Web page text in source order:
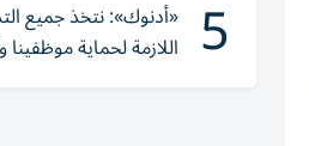
5 «أدنوك»: نتخذ جميع
اللازمة لحماية موظفينا